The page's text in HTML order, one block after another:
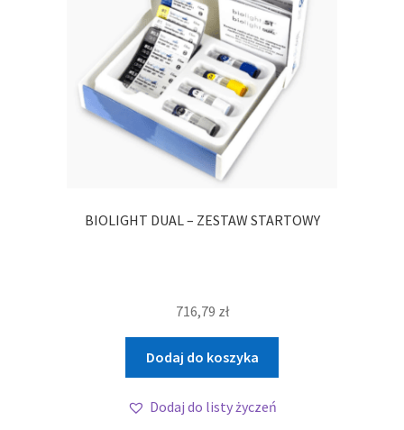
BIOLIGHT DUAL – ZESTAW STARTOWY
716,79 zł
Dodaj do koszyka
Dodaj do listy życzeń